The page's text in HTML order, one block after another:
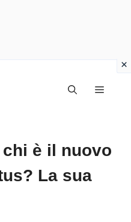
Menu
è il nuovo
La sua